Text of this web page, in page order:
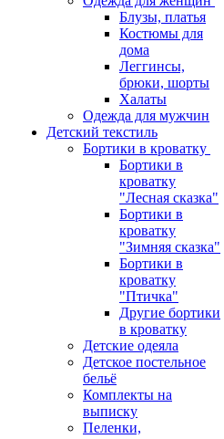
Блузы, платья
Костюмы для
дома
Леггинсы,
брюки, шорты
Халаты
Одежда для мужчин
Детский текстиль
Бортики в кроватку
Бортики в
кроватку
"Лесная сказка"
Бортики в
кроватку
"Зимняя сказка"
Бортики в
кроватку
"Птичка"
Другие бортики
в кроватку
Детские одеяла
Детское постельное
бельё
Комплекты на
выписку
Пеленки,